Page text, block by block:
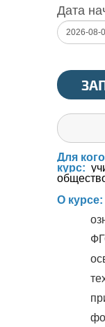
Дата
Для
курс:
О курсе: